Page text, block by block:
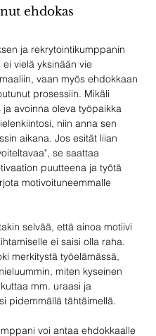
ehdokas
ja rekrytointikumppanin
vielä yksinään vie
vaan myös ehdokkaan
prosessiin. Mikäli
ja avoinna oleva työpaikka
niin anna sen
aikana. Jos esität liian
se saattaa
puutteena ja työtä
motivoituneemmalle
selvää, että ainoa motiivi
ei saisi olla raha.
merkitystä työelämässä,
miten kyseinen
mm. uraasi ja
pidemmällä tähtäimellä.
voi antaa ehdokkaalle